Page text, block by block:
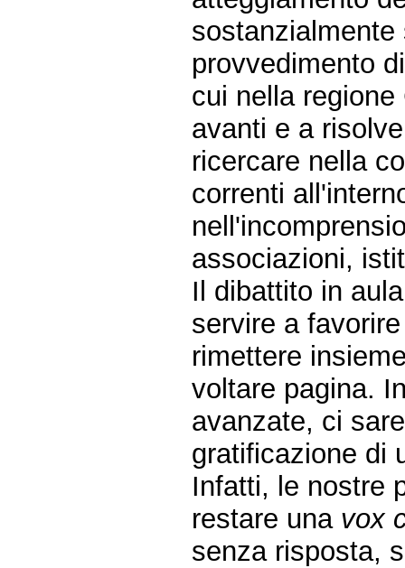
provvedimento
cui nella
avanti e a
ricercare nella
correnti
associazioni,
Il dibattito in
servire a
rimettere
voltare pagina.
avanzate, ci
gratificazione di
Infatti, le nostre
restare una vox
senza risposta,